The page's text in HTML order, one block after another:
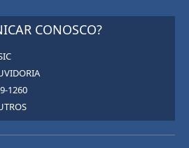
CONOSCO?
1260